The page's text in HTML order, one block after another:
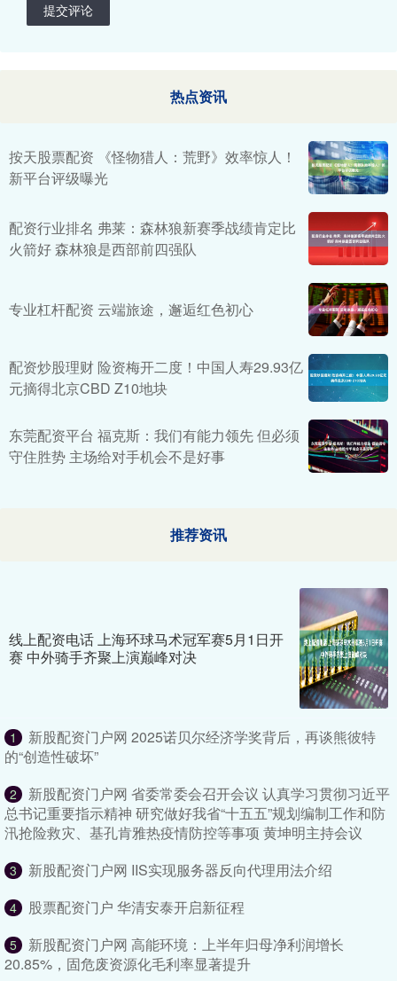
提交评论
热点资讯
按天股票配资 《怪物猎人：荒野》效率惊人！
新平台评级曝光
配资行业排名 弗莱：森林狼新赛季战绩肯定比
火箭好 森林狼是西部前四强队
专业杠杆配资 云端旅途，邂逅红色初心
配资炒股理财 险资梅开二度！中国人寿29.93亿
元摘得北京CBD Z10地块
东莞配资平台 福克斯：我们有能力领先 但必须
守住胜势 主场给对手机会不是好事
推荐资讯
线上配资电话 上海环球马术冠军赛5月1日开
赛 中外骑手齐聚上演巅峰对决
1
新股配资门户网 2025诺贝尔经济学奖背后，再谈熊彼特
的“创造性破坏”
2
新股配资门户网 省委常委会召开会议 认真学习贯彻习近平
总书记重要指示精神 研究做好我省“十五五”规划编制工作和防
汛抢险救灾、基孔肯雅热疫情防控等事项 黄坤明主持会议
3 新股配资门户网 IIS实现服务器反向代理用法介绍
4 股票配资门户 华清安泰开启新征程
5
新股配资门户网 高能环境：上半年归母净利润增长
20.85%，固危废资源化毛利率显著提升